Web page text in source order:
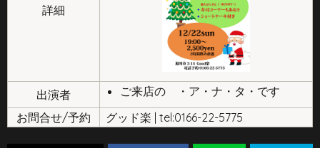
詳細
出演者
ご来店の ・ア・ナ・タ・です
お問合せ/予約
グッド楽 | tel:0166-22-5775